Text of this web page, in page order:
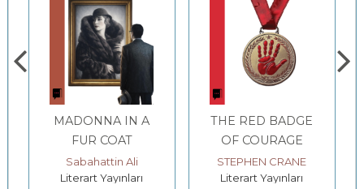
MADONNA IN A
FUR COAT
Sabahattin Ali
Literart Yayınları
THE RED BADGE
OF COURAGE
STEPHEN CRANE
Literart Yayınları